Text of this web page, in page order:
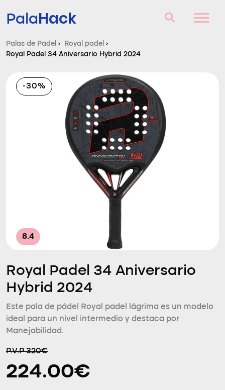
PalaHack
Palas de Padel
Consultorio
Comparador
Palas de Padel › Royal padel ›
Royal Padel 34 Aniversario Hybrid 2024
-30%
8.4
Royal Padel 34 Aniversario
Hybrid 2024
Este pala de pádel Royal padel lágrima es un modelo
ideal para un nivel intermedio y destaca por
Manejabilidad.
P.V.P 320€
224.00€